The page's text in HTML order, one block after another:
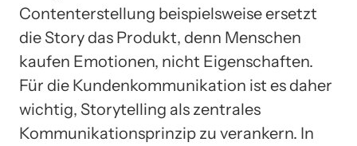
Contenterstellung beispielsweise ersetzt
die Story das Produkt, denn Menschen
kaufen Emotionen, nicht Eigenschaften.
Für die Kundenkommunikation ist es daher
wichtig, Storytelling als zentrales
Kommunikationsprinzip zu verankern. In